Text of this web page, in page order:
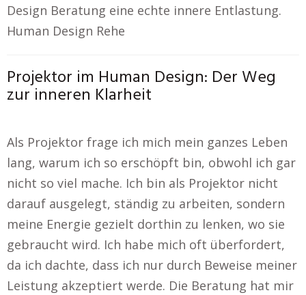
Design Beratung eine echte innere Entlastung.
Human Design Rehe
Projektor im Human Design: Der Weg
zur inneren Klarheit
Als Projektor frage ich mich mein ganzes Leben
lang, warum ich so erschöpft bin, obwohl ich gar
nicht so viel mache. Ich bin als Projektor nicht
darauf ausgelegt, ständig zu arbeiten, sondern
meine Energie gezielt dorthin zu lenken, wo sie
gebraucht wird. Ich habe mich oft überfordert,
da ich dachte, dass ich nur durch Beweise meiner
Leistung akzeptiert werde. Die Beratung hat mir